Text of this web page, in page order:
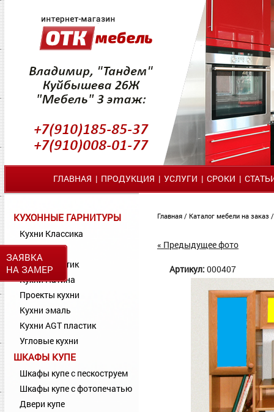
ЗАЯВКА
НА ЗАМЕР
ГЛАВНАЯ | ПРОДУКЦИЯ | УСЛУГИ | СРОКИ |
КУХОННЫЕ ГАРНИТУРЫ
Кухни Классика
Кухни МДФ
Кухни Пластик
Кухни Патина
Проекты кухни
Кухни эмаль
Кухни AGT пластик
Угловые кухни
ШКАФЫ КУПЕ
Шкафы купе с пескоструем
Шкафы купе с фотопечатью
Двери купе
Главная / Каталог мебели на заказ
« Предыдущее фото
Артикул: 000407